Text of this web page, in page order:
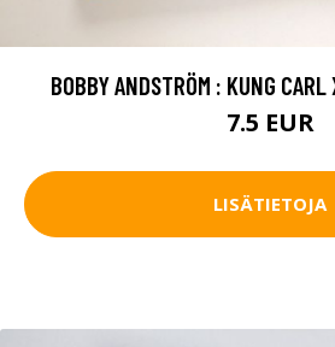
BOBBY ANDSTRÖM : KUNG
7.5 EUR
LISÄTIETOJA